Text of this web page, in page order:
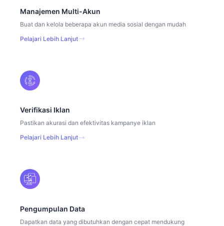
Manajemen Multi-Akun
Buat dan kelola beberapa akun media sosial dengan mudah
Pelajari Lebih Lanjut
Verifikasi Iklan
Pastikan akurasi dan efektivitas kampanye iklan
Pelajari Lebih Lanjut
Pengumpulan Data
Dapatkan data yang dibutuhkan dengan cepat mendukung